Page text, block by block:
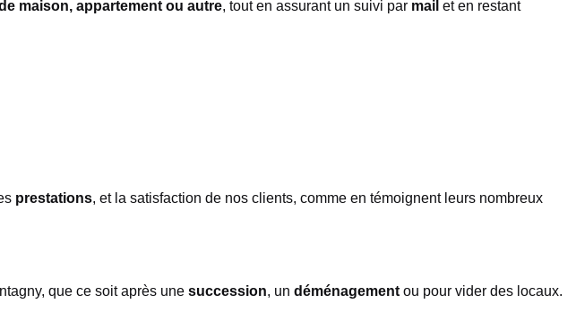
maison, appartement ou autre, tout en assurant un suivi par mail et en restant
prestations, et la satisfaction de nos clients, comme en témoignent leurs nombreux
que ce soit après une succession, un déménagement ou pour vider des locaux.